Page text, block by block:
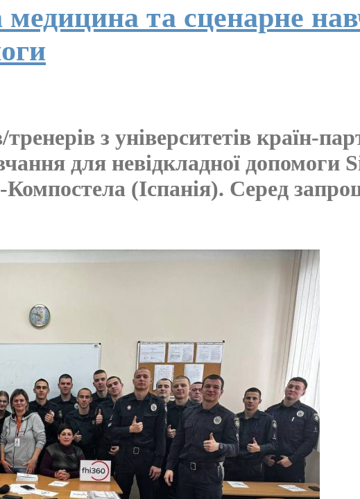
та сценарне
з університетів країн-
для невідкладної допомоги
Компостела (Іспанія). Серед